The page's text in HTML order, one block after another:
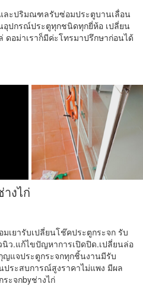
ละปริมณฑลรับซ่อมประตูบานเลื่อน
ปกรณ์ประตูทุกชนิดทุกยี่ห้อ เปลี่ยน
ดอม่าเราก็มีค่ะโทรมาปรึกษาก่อนได้
งไก่
เยารับเปลี่ยนโช๊คประตูกระจก รับ
ว.แก้ไขปัญหาการเปิดปิด.เปลี่ยนล่อ
ญแจประตูกระจกทุกชิ้นงานมีรับ
ระสบการณ์สูงราคาไม่แพง มีผล
ะจกbyช่างไก่